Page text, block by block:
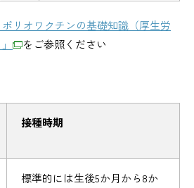
ポリオワクチンの基礎知識（厚生労
をご参照ください
接種時期
標準的には生後5か月から8か